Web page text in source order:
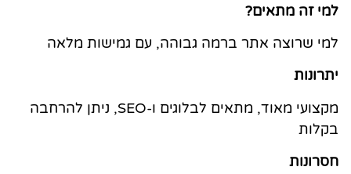
למי זה מתאים?
למי שרוצה אתר ברמה גבוהה, עם גמישות מלאה
יתרונות
מקצועי מאוד, מתאים לבלוגים ו-SEO, ניתן להרחבה
בקלות
חסרונות